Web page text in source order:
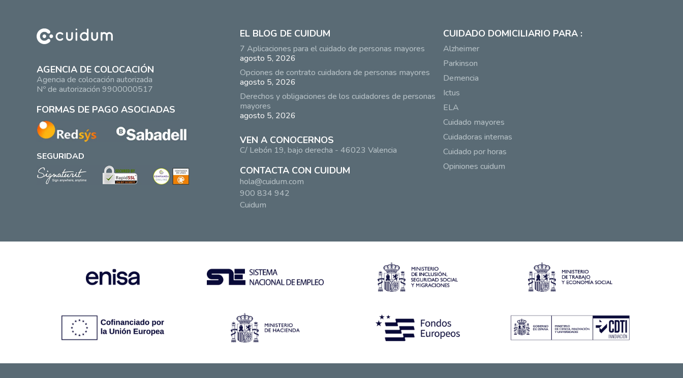
AGENCIA DE COLOCACIÓN
Agencia de colocación autorizada
Nº de autorización 9900000517
FORMAS DE PAGO ASOCIADAS
SEGURIDAD
EL BLOG DE CUIDUM
7 Aplicaciones para el cuidado de personas mayores
agosto 5, 2026
Opciones de contrato cuidadora de personas mayores
agosto 5, 2026
Derechos y obligaciones de los cuidadores de personas
mayores
agosto 5, 2026
VEN A CONOCERNOS
C/ Lebón 19, bajo derecha - 46023 Valencia
CONTACTA CON CUIDUM
hola@cuidum.com
900 834 942
Cuidum
CUIDADO DOMICILIARIO PARA :
Alzheimer
Parkinson
Demencia
Ictus
ELA
Cuidado mayores
Cuidadoras internas
Cuidado por horas
Opiniones cuidum